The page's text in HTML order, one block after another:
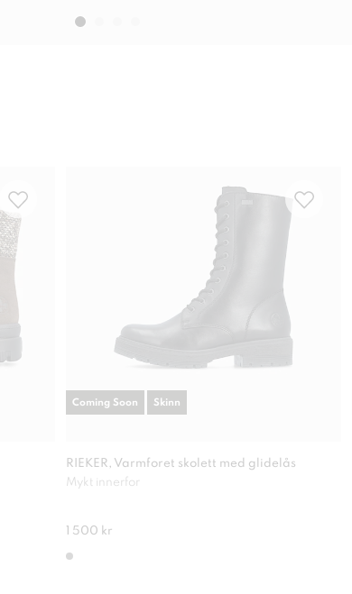
RIEKER, Varmforet skolett med glidelås
Mykt innerfor
1 500 kr
Coming Soon Skinn